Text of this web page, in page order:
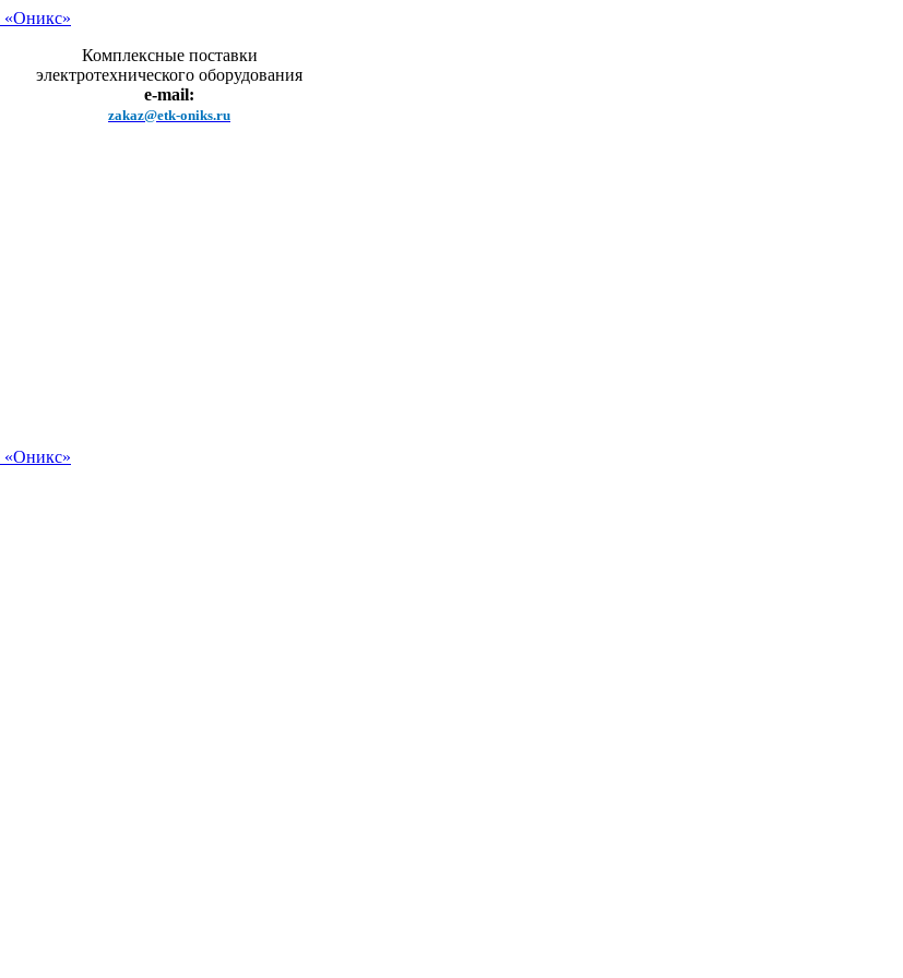
Комплексные поставки
электротехнического оборудования
e-mail:
zakaz@etk-oniks.ru